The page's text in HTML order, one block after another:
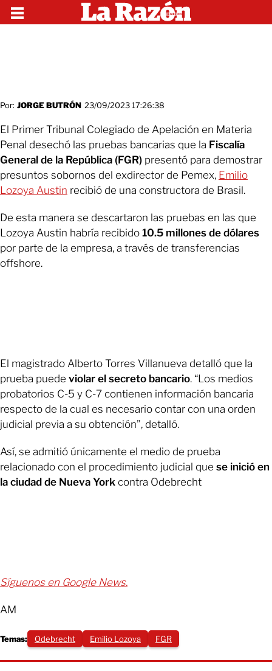
Por: JORGE BUTRÓN 23/09/2023 17:26:38
El Primer Tribunal Colegiado de Apelación en Materia
Penal desechó las pruebas bancarias que la Fiscalía
General de la República (FGR) presentó para demostrar
presuntos sobornos del exdirector de Pemex, Emilio
Lozoya Austin recibió de una constructora de Brasil.
De esta manera se descartaron las pruebas en las que
Lozoya Austin habría recibido 10.5 millones de dólares
por parte de la empresa, a través de transferencias
offshore.
El magistrado Alberto Torres Villanueva detalló que la
prueba puede violar el secreto bancario. “Los medios
probatorios C-5 y C-7 contienen información bancaria
respecto de la cual es necesario contar con una orden
judicial previa a su obtención”, detalló.
Así, se admitió únicamente el medio de prueba
relacionado con el procedimiento judicial que se inició en
la ciudad de Nueva York contra Odebrecht
Síguenos en Google News.
AM
Temas: Odebrecht Emilio Lozoya FGR